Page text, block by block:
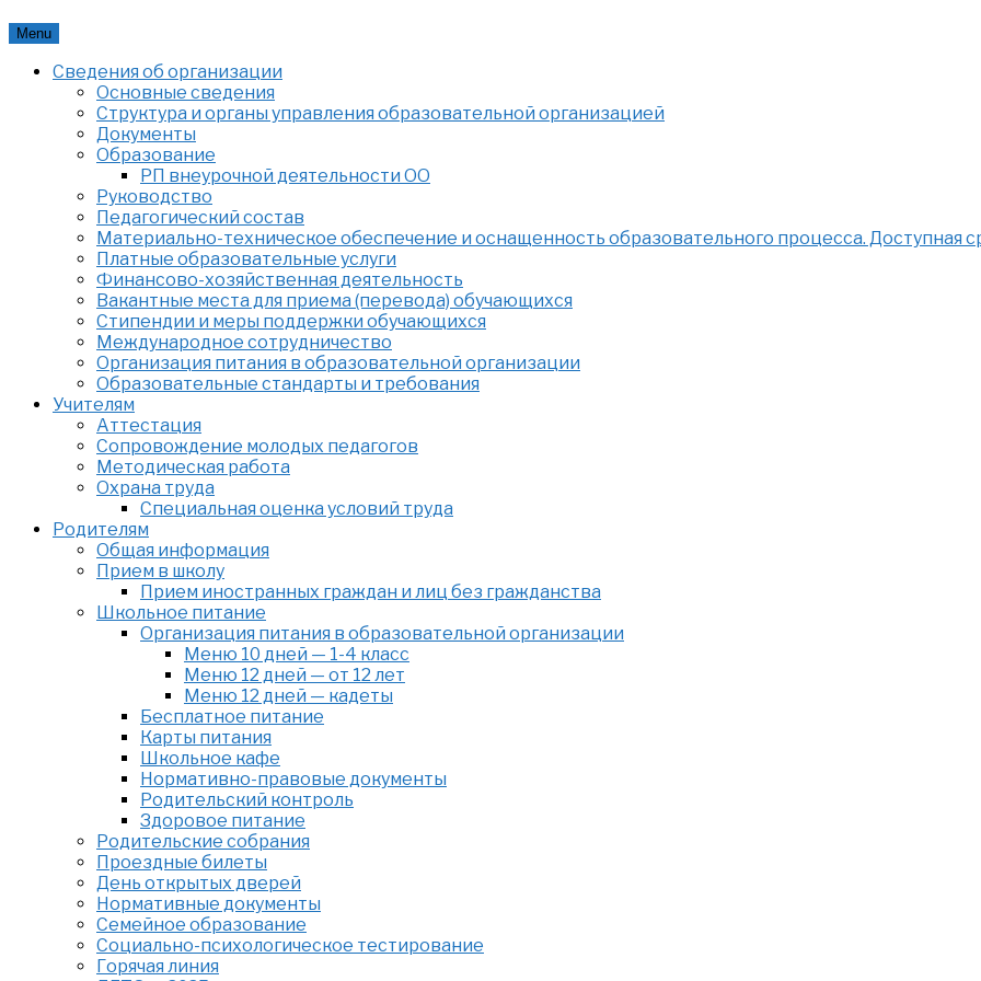
Skip
content
Menu
Сведения об организации
Основные сведения
Структура и органы управления образовательной организацией
Документы
Образование
РП внеурочной деятельности ОО
Руководство
Педагогический состав
Материально-техническое обеспечение и оснащенность образовательного процесса. Доступная
Платные образовательные услуги
Финансово-хозяйственная деятельность
Вакантные места для приема (перевода) обучающихся
Стипендии и меры поддержки обучающихся
Международное сотрудничество
Организация питания в образовательной организации
Образовательные стандарты и требования
Учителям
Аттестация
Сопровождение молодых педагогов
Методическая работа
Охрана труда
Специальная оценка условий труда
Родителям
Общая информация
Прием в школу
Прием иностранных граждан и лиц без гражданства
Школьное питание
Организация питания в образовательной организации
Меню 10 дней — 1-4 класс
Меню 12 дней — от 12 лет
Меню 12 дней — кадеты
Бесплатное питание
Карты питания
Школьное кафе
Нормативно-правовые документы
Родительский контроль
Здоровое питание
Родительские собрания
Проездные билеты
День открытых дверей
Нормативные документы
Семейное образование
Cоциально-психологическое тестирование
Горячая линия